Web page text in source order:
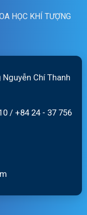
HỌC KHÍ TƯỢNG
Chí Thanh
/ +84 24 - 37 756